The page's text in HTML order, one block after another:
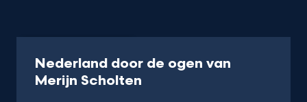
Nederland door de ogen van
Merijn Scholten